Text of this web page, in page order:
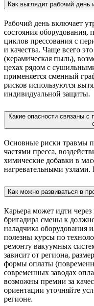
Как выглядит рабочий день
Рабочий день включает
состояния оборудования,
циклов прессования с
и качества. Чаще всего
(керамическая пыль),
цехах рядом с
применяется сменный
рисков используются
индивидуальной защиты.
Какие опасности связаны
Основные риски травмы
частями пресса,
химические добавки в
нагревательными
Как можно развиваться в
Карьера может идти
бригадира смены к
наладчика оборудования
полезны курсы по
ремонту вакуумных
зависит от региона,
формы оплаты
современных заводах
возможны премии за
ориентации уточняйте
регионе.